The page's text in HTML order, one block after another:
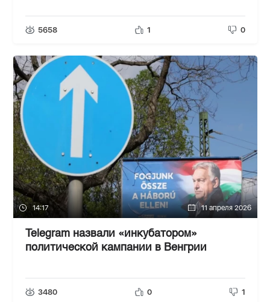
5658 1 0
14:17 11 апреля 2026
Telegram назвали «инкубатором»
политической кампании в Венгрии
3480 0 1